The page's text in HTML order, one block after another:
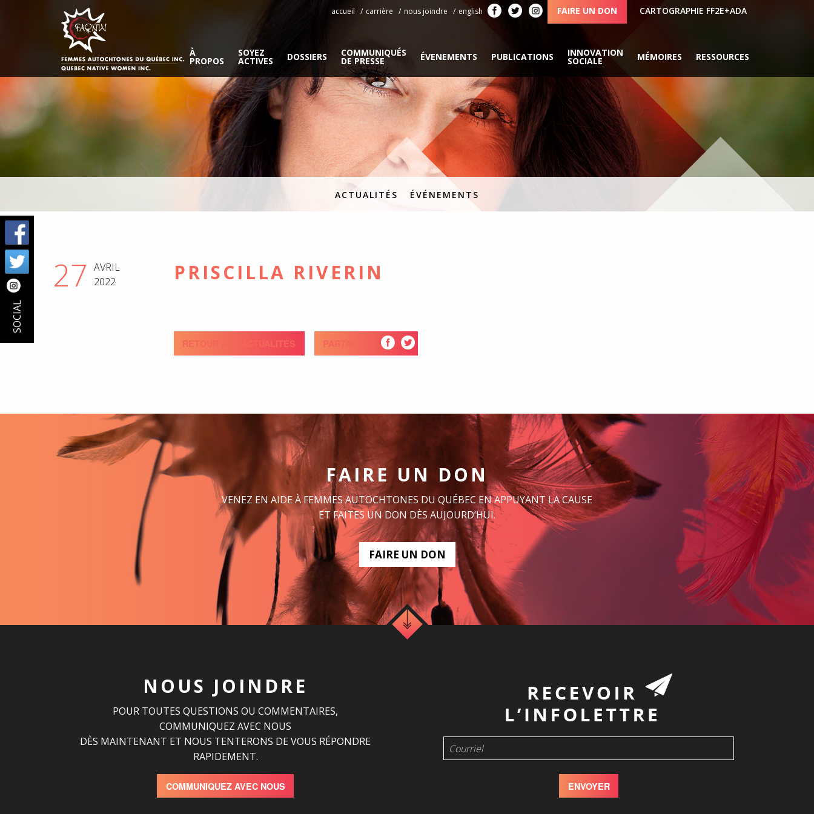
accueil carrière nous joindre english FAIRE UN DON CARTOGRAPHIE FF2E+ADA
À
PROPOS
SOYEZ
ACTIVES DOSSIERS COMMUNIQUÉS
DE PRESSE ÉVENEMENTS PUBLICATIONS INNOVATION
SOCIALE MÉMOIRES RESSOURCES
SOCIAL
ACTUALITÉS ÉVÉNEMENTS
27 AVRIL
2022
PRISCILLA RIVERIN
RETOUR AUX ACTUALITÉS PARTAGEZ
FAIRE UN DON
VENEZ EN AIDE À FEMMES AUTOCHTONES DU QUÉBEC EN APPUYANT LA CAUSE
ET FAITES UN DON DÈS AUJOURD’HUI.
FAIRE UN DON
NOUS JOINDRE
POUR TOUTES QUESTIONS OU COMMENTAIRES,
COMMUNIQUEZ AVEC NOUS
DÈS MAINTENANT ET NOUS TENTERONS DE VOUS RÉPONDRE
RAPIDEMENT.
COMMUNIQUEZ AVEC NOUS